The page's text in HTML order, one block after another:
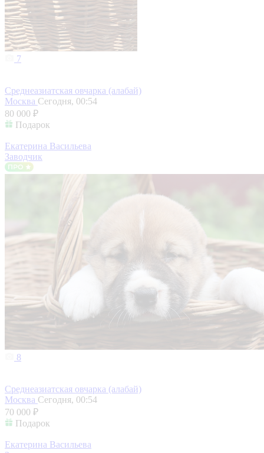
7
Среднеазиатская овчарка (алабай)
Москва Сегодня, 00:54
80 000 ₽
Подарок
Екатерина Васильева
Заводчик
8
Среднеазиатская овчарка (алабай)
Москва Сегодня, 00:54
70 000 ₽
Подарок
Екатерина Васильева